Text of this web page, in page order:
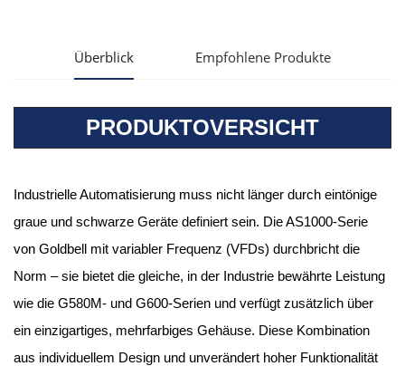
Überblick Empfohlene Produkte
PRODUKTOVERSICHT
Industrielle Automatisierung muss nicht länger durch eintönige
graue und schwarze Geräte definiert sein. Die AS1000-Serie
von Goldbell mit variabler Frequenz (VFDs) durchbricht die
Norm – sie bietet die gleiche, in der Industrie bewährte Leistung
wie die G580M- und G600-Serien und verfügt zusätzlich über
ein einzigartiges, mehrfarbiges Gehäuse. Diese Kombination
aus individuellem Design und unverändert hoher Funktionalität